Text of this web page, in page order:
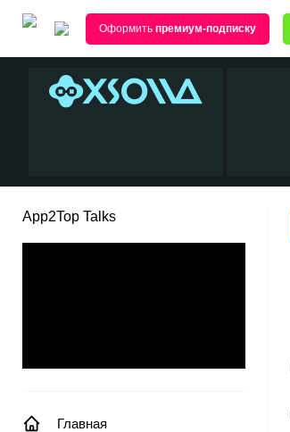
Оформить премиум-подписку
App2Top Talks
Главная